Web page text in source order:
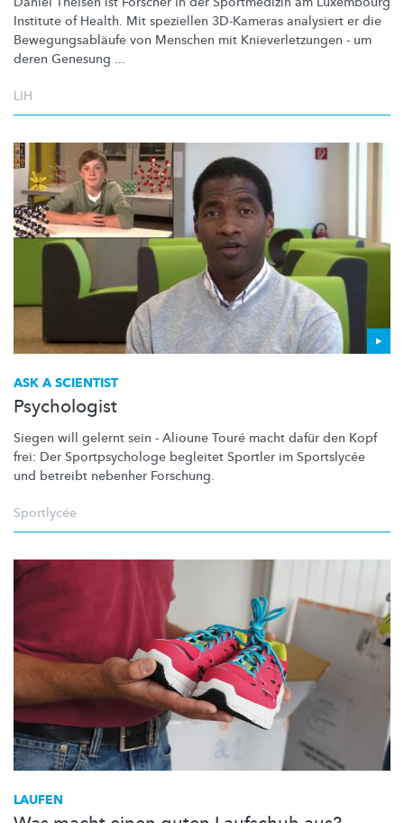
Institute of Health. Mit speziellen 3D-Kameras analysiert er die
Bewegungsabläufe von Menschen mit Knieverletzungen - um
deren Genesung ...
LIH
ASK A SCIENTIST
Psychologist
Siegen will gelernt sein - Alioune Touré macht dafür den Kopf
frei: Der Sportpsychologe begleitet Sportler im Sportslycée
und betreibt nebenher Forschung.
Sportlycée
LAUFEN